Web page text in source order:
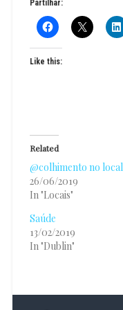
Partilhar:
Like this:
Related
@colhimento no local
26/06/2019
In "Locais"
Saúde
13/02/2019
In "Dublin"